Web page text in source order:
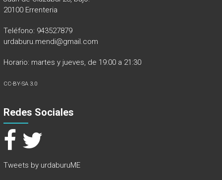
20100 Errenteria
Teléfono: 943527879
urdaburu.mendi@gmail.com
Horario: martes y jueves, de 19:00 a 21:30
CC-BY-SA 3.0
Redes Sociales
Tweets by urdaburuME